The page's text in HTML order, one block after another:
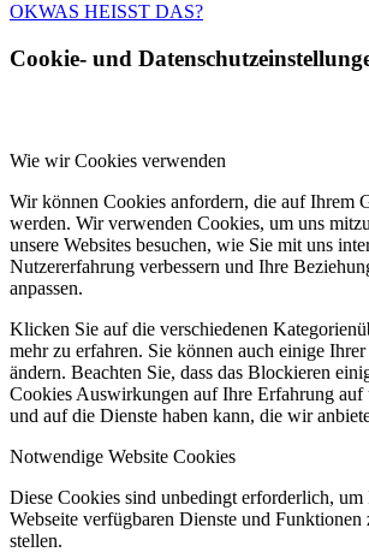
OKWAS HEISST DAS?
Cookie- und
Wie wir Cookies verwenden
Wir können Cookies anfordern, die auf Ihrem
werden. Wir verwenden Cookies, um uns
unsere Websites besuchen, wie Sie mit uns
Nutzererfahrung verbessern und Ihre
anpassen.
Klicken Sie auf die verschiedenen
mehr zu erfahren. Sie können auch einige
ändern. Beachten Sie, dass das Blockieren
Cookies Auswirkungen auf Ihre Erfahrung auf
und auf die Dienste haben kann, die wir
Notwendige Website Cookies
Diese Cookies sind unbedingt erforderlich, um
Webseite verfügbaren Dienste und Funktionen
stellen.